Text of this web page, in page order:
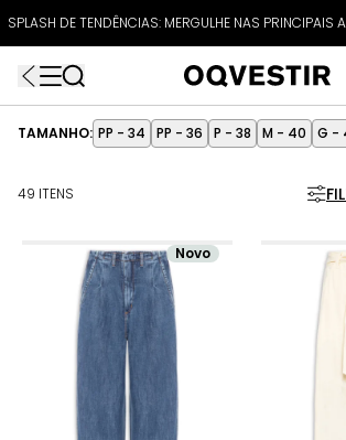
SPLASH DE TENDÊNCIAS: MERGULHE NAS PRINCIPAIS
O UPGRADE VEIO AÍ: SALE DE INVERNO
ATÉ 80%
CUPOM:EXTRA10*
FRETEAPP
R$499*
TAMANHO: PP - 34 PP - 36 P - 38 M - 40 G -
49 ITENS
Novo